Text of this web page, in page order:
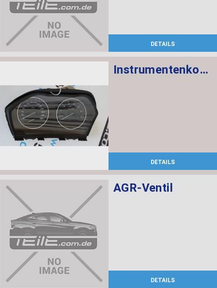
DETAILS
Instrumentenkombination KMH
DETAILS
AGR-Ventil
DETAILS